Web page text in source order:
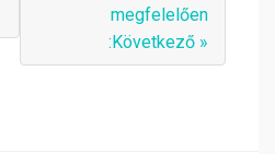
megfelelően
:Következő »